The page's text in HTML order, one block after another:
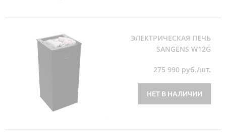
ЭЛЕКТРИЧЕСКАЯ ПЕЧЬ
SANGENS W12G
275 990 руб./шт.
НЕТ В НАЛИЧИИ